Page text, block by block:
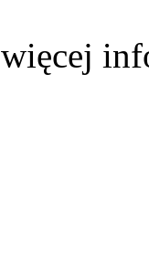
więcej